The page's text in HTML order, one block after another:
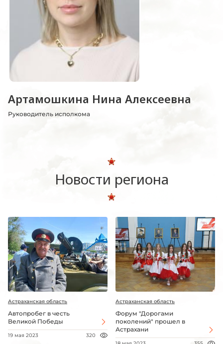
Артамошкина Нина Алексеевна
Руководитель исполкома
Новости региона
Астраханская область
Автопробег в честь
Великой Победы
19 мая 2023 320
Астраханская область
Форум "Дорогами
поколений" прошел в
Астрахани